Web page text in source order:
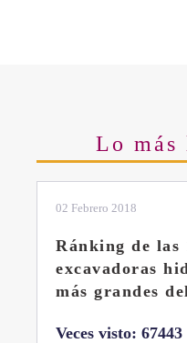
Lo más
02 Febrero 2018
Ránking de las
excavadoras
más grandes
Veces visto: 67443